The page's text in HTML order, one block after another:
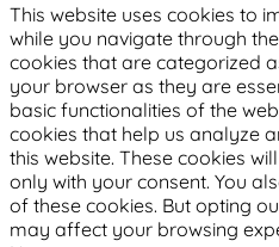
This website uses cookies to
while you navigate through
cookies that are categorized
your browser as they are
basic functionalities of the
cookies that help us analyze
this website. These cookies
only with your consent. You
of these cookies. But opting
may affect your browsing